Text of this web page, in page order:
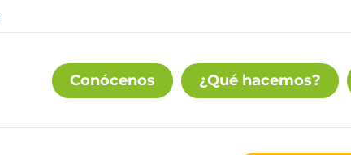
Conócenos ¿Qué hacemos?